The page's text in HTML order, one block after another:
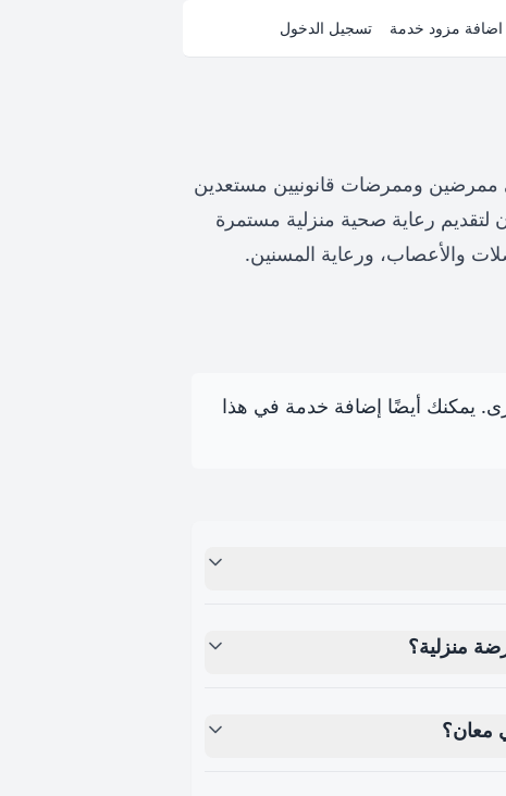
اضافة مزود خدمة تسجيل الدخول
ممرضين وممرضات قانونيين مستعدين
رعاية صحية منزلية مستمرة
والأعصاب، ورعاية المسنين.
يمكنك أيضًا إضافة خدمة في هذا
منزلية؟
معان؟